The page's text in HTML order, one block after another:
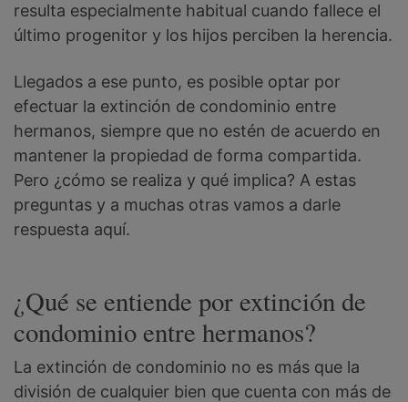
resulta especialmente habitual cuando fallece el
último progenitor y los hijos perciben la herencia.
Llegados a ese punto, es posible optar por
efectuar la extinción de condominio entre
hermanos, siempre que no estén de acuerdo en
mantener la propiedad de forma compartida.
Pero ¿cómo se realiza y qué implica? A estas
preguntas y a muchas otras vamos a darle
respuesta aquí.
¿Qué se entiende por extinción de
condominio entre hermanos?
La extinción de condominio no es más que la
división de cualquier bien que cuenta con más de